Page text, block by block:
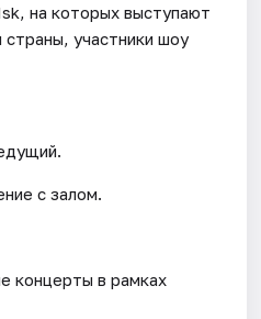
на которых выступают
участники шоу
с залом.
концерты в рамках